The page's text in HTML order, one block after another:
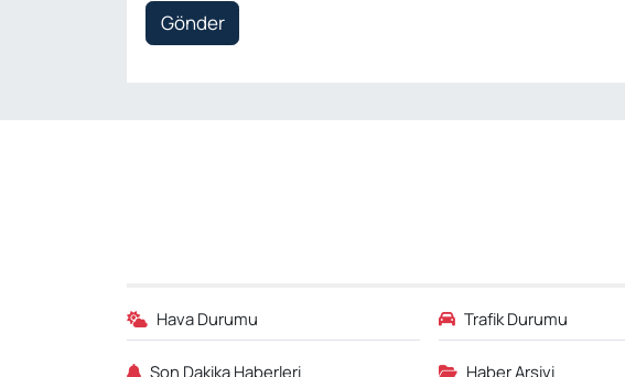
Gönder
Hava Durumu Trafik Durumu
Son Dakika Haberleri Haber Arşivi